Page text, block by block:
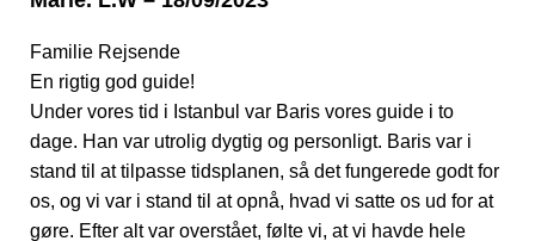
Familie Rejsende
En rigtig god guide!
Under vores tid i Istanbul var Baris vores guide i to
dage. Han var utrolig dygtig og personligt. Baris var i
stand til at tilpasse tidsplanen, så det fungerede godt for
os, og vi var i stand til at opnå, hvad vi satte os ud for at
gøre. Efter alt var overstået, følte vi, at vi havde hele